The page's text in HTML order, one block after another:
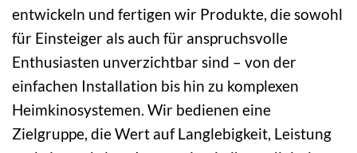
entwickeln und fertigen wir Produkte, die sowohl
für Einsteiger als auch für anspruchsvolle
Enthusiasten unverzichtbar sind – von der
einfachen Installation bis hin zu komplexen
Heimkinosystemen. Wir bedienen eine
Zielgruppe, die Wert auf Langlebigkeit, Leistung